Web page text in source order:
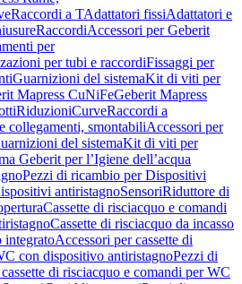
Raccordi a TAdattatori fissiAdattatori e
RaccordiAccessori per Geberit
per
per tubi e raccordiFissaggi per
Guarnizioni del sistemaKit di viti per
Mapress CuNiFeGeberit Mapress
RiduzioniCurveRaccordi a
collegamenti, smontabiliAccessori per
del sistemaKit di viti per
Geberit per l’Igiene dell’acqua
Pezzi di ricambio per Dispositivi
antiristagnoSensoriRiduttore di
Cassette di risciacquo e comandi
Cassette di risciacquo da incasso
integratoAccessori per cassette di
con dispositivo antiristagnoPezzi di
di risciacquo e comandi per WC